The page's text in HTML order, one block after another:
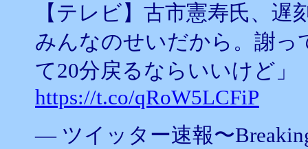
【テレビ】古市憲寿氏、
みんなのせいだから。謝っ
て20分戻るならいいけど
https://t.co/qRoW5LCFiP
— ツイッター速報〜